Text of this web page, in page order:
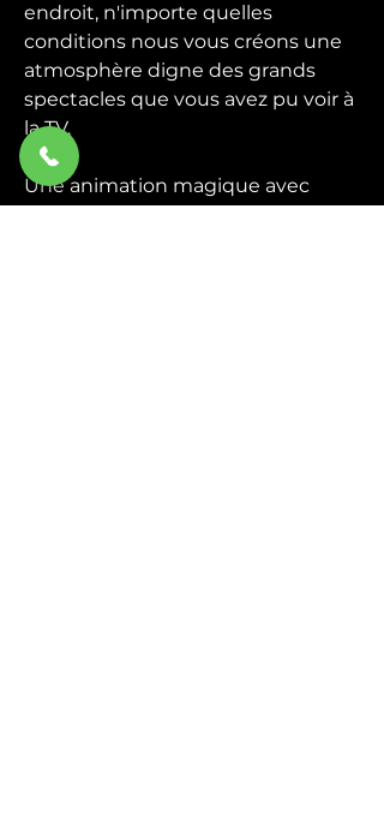
endroit, n'importe quelles
conditions nous vous créons une
atmosphère digne des grands
spectacles que vous avez pu voir à
la TV.
Une animation magique avec